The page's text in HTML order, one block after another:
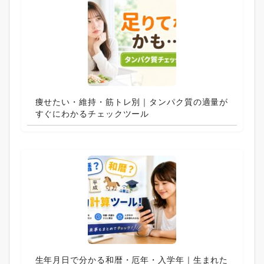
痩せたい・維持・筋トレ別｜タンパク質の適量が
すぐにわかるチェックツール
生年月日で分かる和暦・厄年・入学年｜生まれた